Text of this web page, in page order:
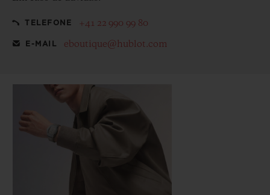
TELEFONE +41 22 990 99 80
E-MAIL eboutique@hublot.com